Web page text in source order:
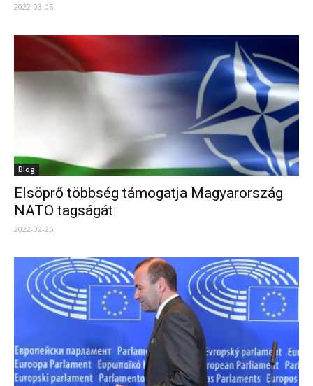
2022-03-05
Blog
Elsöprő többség támogatja Magyarország
NATO tagságát
2022-02-25